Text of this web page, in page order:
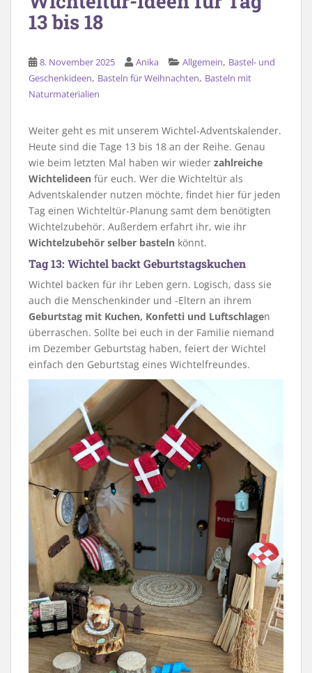
13 bis 18
8. November 2025 Anika Allgemein, Bastel- und
Geschenkideen, Basteln für Weihnachten, Basteln mit
Naturmaterialien
Weiter geht es mit unserem Wichtel-Adventskalender.
Heute sind die Tage 13 bis 18 an der Reihe. Genau
wie beim letzten Mal haben wir wieder zahlreiche
Wichtelideen für euch. Wer die Wichteltür als
Adventskalender nutzen möchte, findet hier für jeden
Tag einen Wichteltür-Planung samt dem benötigten
Wichtelzubehör. Außerdem erfahrt ihr, wie ihr
Wichtelzubehör selber basteln könnt.
Tag 13: Wichtel backt Geburtstagskuchen
Wichtel backen für ihr Leben gern. Logisch, dass sie
auch die Menschenkinder und -Eltern an ihrem
Geburtstag mit Kuchen, Konfetti und Luftschlagen
überraschen. Sollte bei euch in der Familie niemand
im Dezember Geburtstag haben, feiert der Wichtel
einfach den Geburtstag eines Wichtelfreundes.